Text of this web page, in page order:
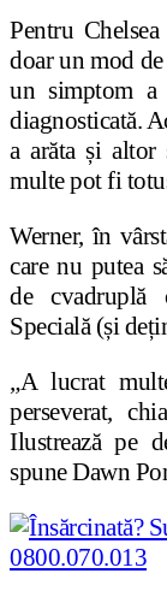
Pentru
doar un mod
un simptom a
diagnosticată.
a arăta și altor
multe pot fi
Werner, în
care nu putea
de cvadruplă
Specială (și
„A lucrat
perseverat,
Ilustrează pe
spune Dawn